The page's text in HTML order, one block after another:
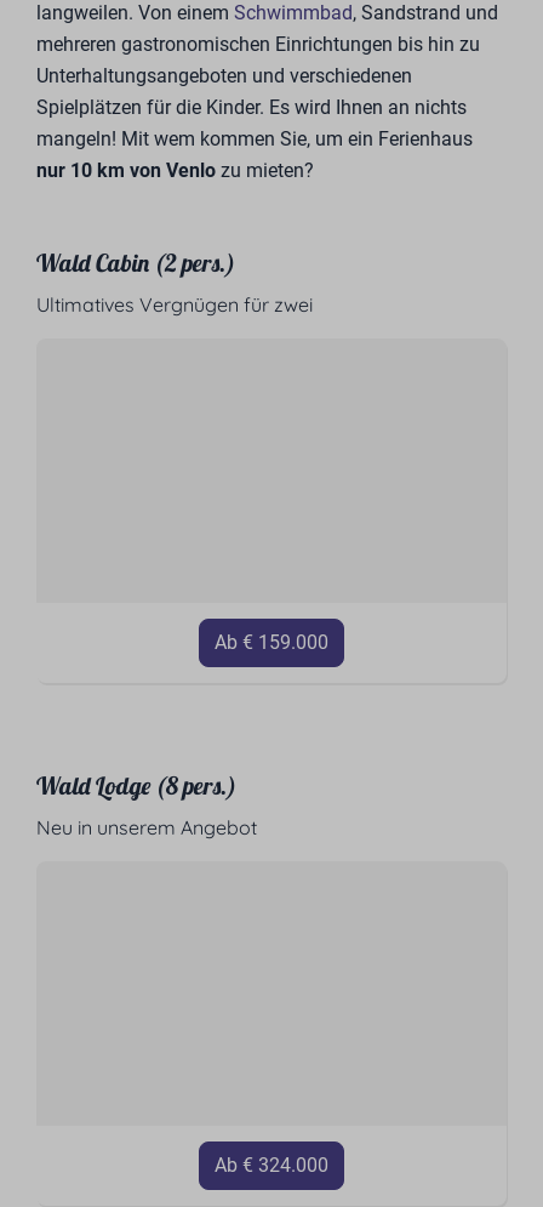
langweilen. Von einemSchwimmbad, Sandstrand und
mehreren gastronomischen Einrichtungen bis hin zu
Unterhaltungsangeboten und verschiedenen
Spielplätzen für die Kinder. Es wird Ihnen an nichts
mangeln! Mit wem kommen Sie, um ein Ferienhaus
nur 10 km von Venlozu mieten?
Wald Cabin (2 pers.)
Ultimatives Vergnügen für zwei
Ab € 159.000
Wald Lodge (8 pers.)
Neu in unserem Angebot
Ab € 324.000